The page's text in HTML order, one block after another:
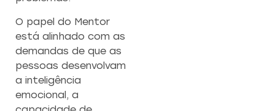
O papel do Mentor
está alinhado com as
demandas de que as
pessoas desenvolvam
a inteligência
emocional, a